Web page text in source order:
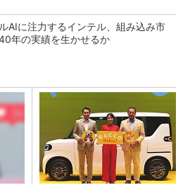
AIに注力するインテル、組み込み市
年の実績を生かせるか